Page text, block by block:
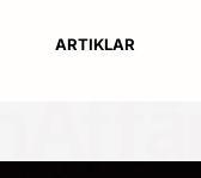
ARTIKLAR